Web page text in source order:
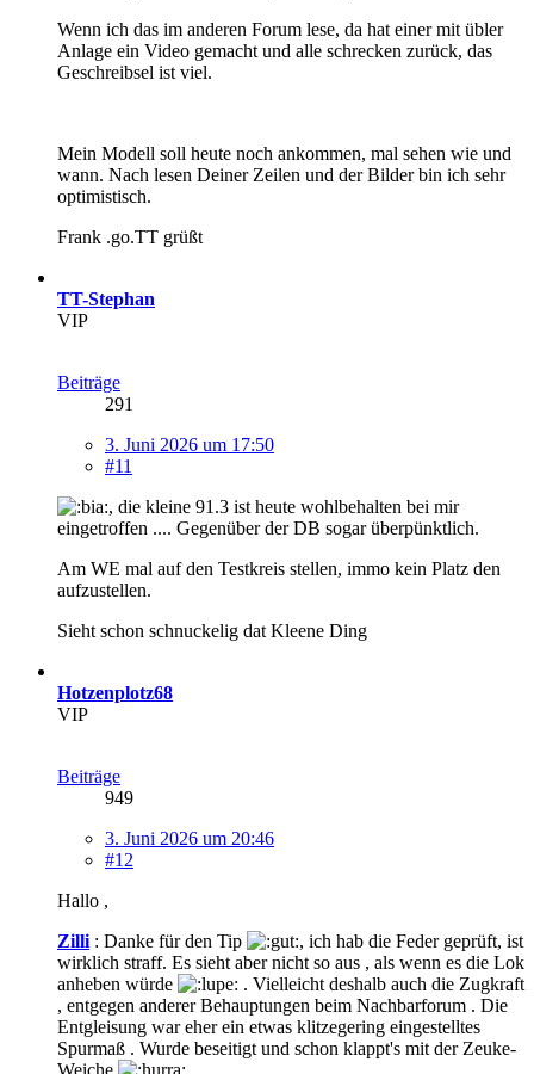
Wenn ich das im anderen Forum lese, da hat einer mit übler
Anlage ein Video gemacht und alle schrecken zurück, das
Geschreibsel ist viel.
Mein Modell soll heute noch ankommen, mal sehen wie und
wann. Nach lesen Deiner Zeilen und der Bilder bin ich sehr
optimistisch.
Frank .go.TT grüßt
TT-Stephan
VIP
Beiträge
291
3. Juni 2026 um 17:50
#11
, die kleine 91.3 ist heute wohlbehalten bei mir
eingetroffen .... Gegenüber der DB sogar überpünktlich.
Am WE mal auf den Testkreis stellen, immo kein Platz den
aufzustellen.
Sieht schon schnuckelig dat Kleene Ding
Hotzenplotz68
VIP
Beiträge
949
3. Juni 2026 um 20:46
#12
Hallo ,
Zilli : Danke für den Tip
, ich hab die Feder geprüft, ist
wirklich straff. Es sieht aber nicht so aus , als wenn es die Lok
anheben würde
. Vielleicht deshalb auch die Zugkraft
, entgegen anderer Behauptungen beim Nachbarforum . Die
Entgleisung war eher ein etwas klitzegering eingestelltes
Spurmaß . Wurde beseitigt und schon klappt's mit der Zeuke-
Weiche